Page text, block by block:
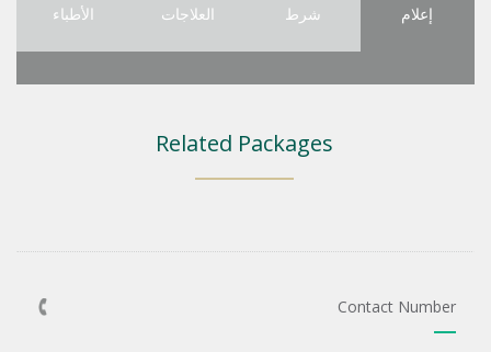
إعلام شرط العلاجات الأطباء
Related Packages
Contact Number